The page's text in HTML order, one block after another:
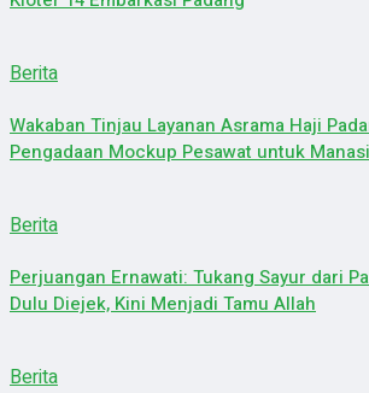
Berita
Wakaban Tinjau Layanan Asrama Haji
Pengadaan Mockup Pesawat untuk
Berita
Perjuangan Ernawati: Tukang Sayur dari
Dulu Diejek, Kini Menjadi Tamu Allah
Berita